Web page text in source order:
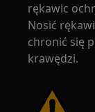
rękawic
Nosić
chronić się
krawędzi.